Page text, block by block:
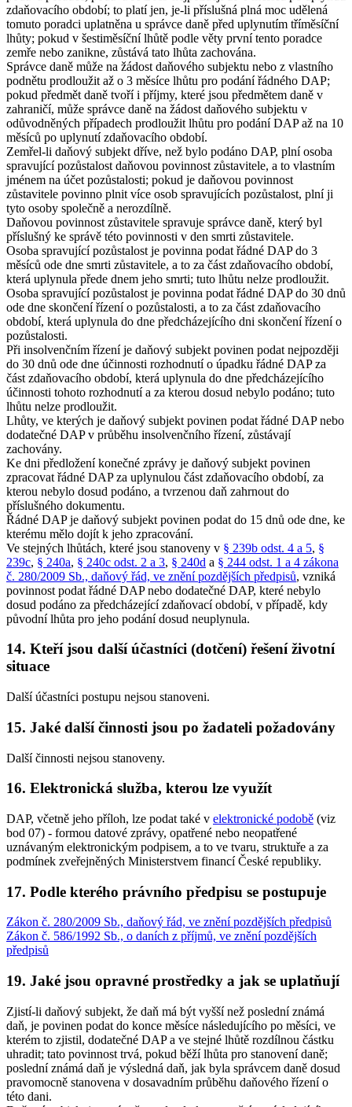
zdaňovacího období; to platí jen, je-li příslušná plná moc udělená
tomuto poradci uplatněna u správce daně před uplynutím tříměsíční
lhůty; pokud v šestiměsíční lhůtě podle věty první tento poradce
zemře nebo zanikne, zůstává tato lhůta zachována.
Správce daně může na žádost daňového subjektu nebo z vlastního
podnětu prodloužit až o 3 měsíce lhůtu pro podání řádného DAP;
pokud předmět daně tvoří i příjmy, které jsou předmětem daně v
zahraničí, může správce daně na žádost daňového subjektu v
odůvodněných případech prodloužit lhůtu pro podání DAP až na 10
měsíců po uplynutí zdaňovacího období.
Zemřel-li daňový subjekt dříve, než bylo podáno DAP, plní osoba
spravující pozůstalost daňovou povinnost zůstavitele, a to vlastním
jménem na účet pozůstalosti; pokud je daňovou povinnost
zůstavitele povinno plnit více osob spravujících pozůstalost, plní ji
tyto osoby společně a nerozdílně.
Daňovou povinnost zůstavitele spravuje správce daně, který byl
příslušný ke správě této povinnosti v den smrti zůstavitele.
Osoba spravující pozůstalost je povinna podat řádné DAP do 3
měsíců ode dne smrti zůstavitele, a to za část zdaňovacího období,
která uplynula přede dnem jeho smrti; tuto lhůtu nelze prodloužit.
Osoba spravující pozůstalost je povinna podat řádné DAP do 30 dnů
ode dne skončení řízení o pozůstalosti, a to za část zdaňovacího
období, která uplynula do dne předcházejícího dni skončení řízení o
pozůstalosti.
Při insolvenčním řízení je daňový subjekt povinen podat nejpozději
do 30 dnů ode dne účinnosti rozhodnutí o úpadku řádné DAP za
část zdaňovacího období, která uplynula do dne předcházejícího
účinnosti tohoto rozhodnutí a za kterou dosud nebylo podáno; tuto
lhůtu nelze prodloužit.
Lhůty, ve kterých je daňový subjekt povinen podat řádné DAP nebo
dodatečné DAP v průběhu insolvenčního řízení, zůstávají
zachovány.
Ke dni předložení konečné zprávy je daňový subjekt povinen
zpracovat řádné DAP za uplynulou část zdaňovacího období, za
kterou nebylo dosud podáno, a tvrzenou daň zahrnout do
příslušného dokumentu.
Řádné DAP je daňový subjekt povinen podat do 15 dnů ode dne, ke
kterému mělo dojít k jeho zpracování.
Ve stejných lhůtách, které jsou stanoveny v § 239b odst. 4 a 5, §
239c, § 240a, § 240c odst. 2 a 3, § 240d a § 244 odst. 1 a 4 zákona
č. 280/2009 Sb., daňový řád, ve znění pozdějších předpisů, vzniká
povinnost podat řádné DAP nebo dodatečné DAP, které nebylo
dosud podáno za předcházející zdaňovací období, v případě, kdy
původní lhůta pro jeho podání dosud neuplynula.
14. Kteří jsou další účastníci (dotčení) řešení životní
situace
Další účastníci postupu nejsou stanoveni.
15. Jaké další činnosti jsou po žadateli požadovány
Další činnosti nejsou stanoveny.
16. Elektronická služba, kterou lze využít
DAP, včetně jeho příloh, lze podat také v elektronické podobě (viz
bod 07) - formou datové zprávy, opatřené nebo neopatřené
uznávaným elektronickým podpisem, a to ve tvaru, struktuře a za
podmínek zveřejněných Ministerstvem financí České republiky.
17. Podle kterého právního předpisu se postupuje
Zákon č. 280/2009 Sb., daňový řád, ve znění pozdějších předpisů
Zákon č. 586/1992 Sb., o daních z příjmů, ve znění pozdějších
předpisů
19. Jaké jsou opravné prostředky a jak se uplatňují
Zjistí-li daňový subjekt, že daň má být vyšší než poslední známá
daň, je povinen podat do konce měsíce následujícího po měsíci, ve
kterém to zjistil, dodatečné DAP a ve stejné lhůtě rozdílnou částku
uhradit; tato povinnost trvá, pokud běží lhůta pro stanovení daně;
poslední známá daň je výsledná daň, jak byla správcem daně dosud
pravomocně stanovena v dosavadním průběhu daňového řízení o
této dani.